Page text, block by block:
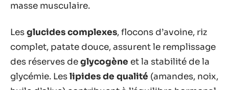
masse musculaire.
Lesglucides complexes, flocons d’avoine, riz
complet, patate douce, assurent le remplissage
des réserves deglycogène et la stabilité de la
glycémie. Leslipides de qualité (amandes, noix,